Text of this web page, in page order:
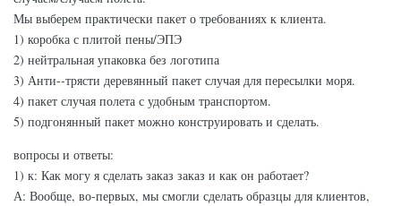
Мы выберем практически пакет о требованиях к клиента.
1) коробка с плитой пены/ЭПЭ
2) нейтральная упаковка без логотипа
3) Анти--трясти деревянный пакет случая для пересылки моря.
4) пакет случая полета с удобным транспортом.
5) подгонянный пакет можно конструировать и сделать.
вопросы и ответы:
1) к: Как могу я сделать заказ заказ и как он работает?
А: Вообще, во-первых, мы смогли сделать образцы для клиентов,